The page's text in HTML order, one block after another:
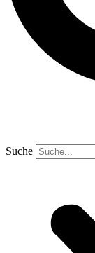
Suche